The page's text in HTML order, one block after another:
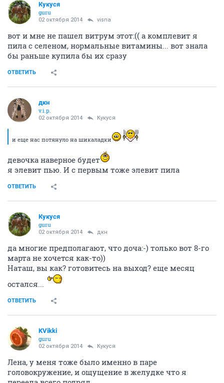
Кукуся
guru
02 октября 2014 visna
вот и мне не пашел витрум этот:(( а комплевит я
пила с селеном, нормальные витамины... вот знала
бы раньше купила бы их сразу
ОТВЕТИТЬ
дкн
v.i.p.
02 октября 2014 Кукуся
и еще нас потянуло на шикаладки
девочка наверное будет
я элевит пью. И с первым тоже элевит пила
ОТВЕТИТЬ
Кукуся
guru
02 октября 2014 дкн
да многие предполагают, что доча:-) только вот 8-го
марта не хочется как-то))
Наташ, вы как? готовитесь на выход? еще месяц
остался...
ОТВЕТИТЬ
KVikki
guru
02 октября 2014 Кукуся
Лена, у меня тоже было именно в паре
головокружение, и ощущение в желудке что я